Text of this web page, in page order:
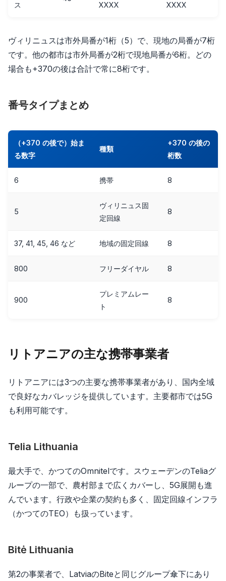
ス XXXX XXXX
ヴィリニュスは市外局番が1桁（5）で、現地の局番が7桁
です。他の都市は市外局番が2桁で現地局番が6桁。どの
場合も+370の後は合計で常に8桁です。
番号タイプまとめ
（+370 の後で）始ま
る数字
種類
+370 の後の
桁数
6 携帯 8
5
ヴィリニュス固
定回線
8
37, 41, 45, 46 など 地域の固定回線 8
800 フリーダイヤル 8
900
プレミアムレー
ト
8
リトアニアの主な携帯事業者
リトアニアには3つの主要な携帯事業者があり、国内全域
で良好なカバレッジを提供しています。主要都市では5G
も利用可能です。
Telia Lithuania
最大手で、かつてのOmnitelです。スウェーデンのTeliaグ
ループの一部で、農村部まで広くカバーし、5G展開も進
んでいます。行政や企業の契約も多く、固定回線インフラ
（かつてのTEO）も扱っています。
Bitė Lithuania
第2の事業者で、LatviaのBiteと同じグループ傘下にあり